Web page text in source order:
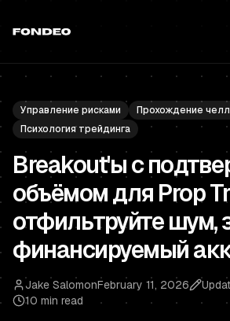
Управление рисками
Прохождение
Психология трейдинга
Breakout'ы с
объёмом для Prop
отфильтруйте шум,
финансируемый
Jake SalomonFebruary 11, 2026
10 min read